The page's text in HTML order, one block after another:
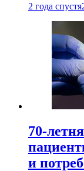
2 года спустя
70-
и